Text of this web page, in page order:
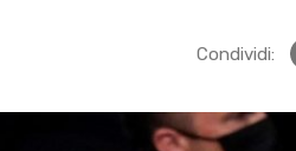
Condividi: